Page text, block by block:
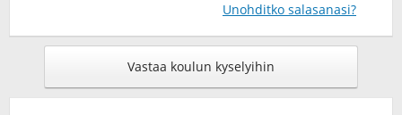
Unohditko salasanasi?
Vastaa koulun kyselyihin